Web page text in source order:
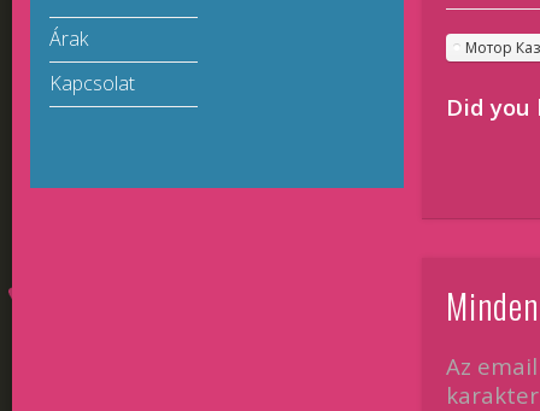
Мотор
Did
Az
Árak
Kapcsolat